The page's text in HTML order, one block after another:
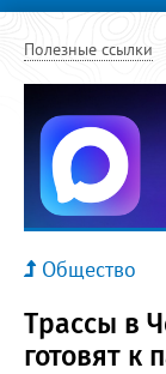
Полезные ссылки
Общество
Трассы в
готовят к